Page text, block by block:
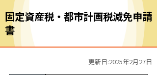
固定資産税・都市計画税減免申請
書
更新日:2025年2月27日